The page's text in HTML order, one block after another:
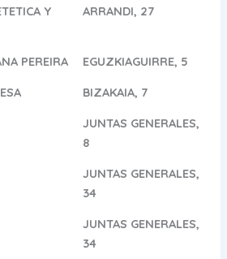
Y
ARRANDI, 27
PEREIRA
EGUZKIAGUIRRE, 5
BIZAKAIA, 7
JUNTAS GENERALES,
8
JUNTAS GENERALES,
34
JUNTAS GENERALES,
34